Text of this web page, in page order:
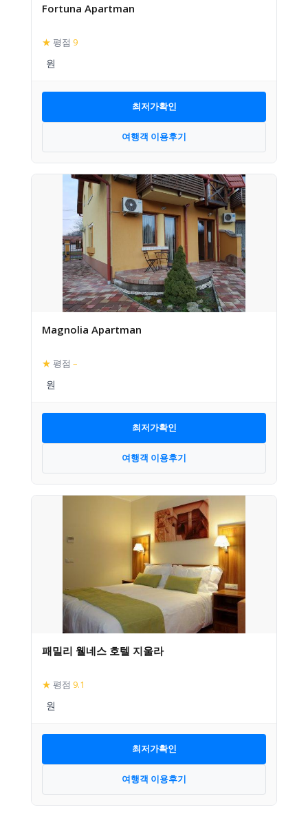
Fortuna Apartman
★ 평점 9
최저가확인
여행객 이용후기
Magnolia Apartman
★ 평점 –
최저가확인
여행객 이용후기
패밀리 웰네스 호텔 지울라
★ 평점 9.1
최저가확인
여행객 이용후기